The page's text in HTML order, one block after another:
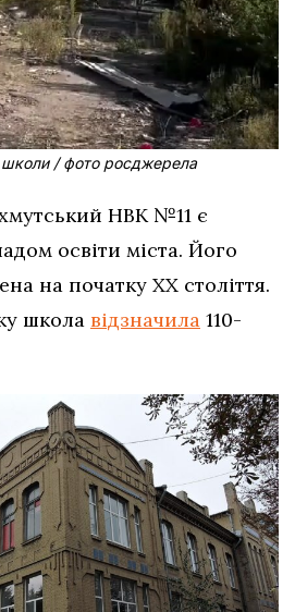
/ фото росджерела
НВК №11 є
освіти міста. Його
на початку ХХ століття.
школа відзначила 110-